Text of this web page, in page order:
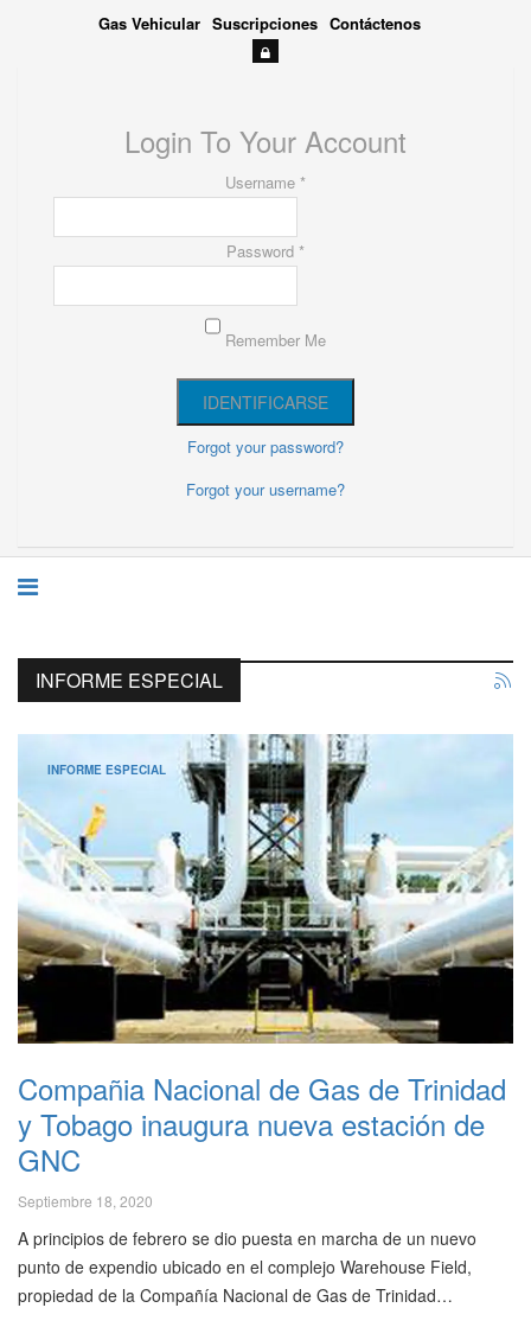
Gas Vehicular Suscripciones Contáctenos
Login To Your Account
Username *
Password *
Remember Me
Forgot your password?
Forgot your username?
INFORME ESPECIAL
INFORME ESPECIAL
Compañia Nacional de Gas de Trinidad
y Tobago inaugura nueva estación de
GNC
Septiembre 18, 2020
A principios de febrero se dio puesta en marcha de un nuevo
punto de expendio ubicado en el complejo Warehouse Field,
propiedad de la Compañía Nacional de Gas de Trinidad…